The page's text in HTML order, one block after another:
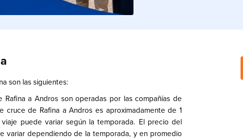
son las siguientes:
a Andros son operadas por las compañías de
de Rafina a Andros es aproximadamente de 1
puede variar según la temporada. El precio del
variar dependiendo de la temporada, y en promedio